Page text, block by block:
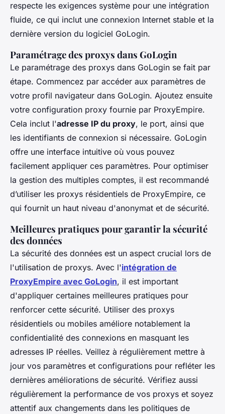
respecte les exigences système pour une intégration
fluide, ce qui inclut une connexion Internet stable et la
dernière version du logiciel GoLogin.
Paramétrage des proxys dans GoLogin
Le paramétrage des proxys dans GoLogin se fait par
étape. Commencez par accéder aux paramètres de
votre profil navigateur dans GoLogin. Ajoutez ensuite
votre configuration proxy fournie par ProxyEmpire.
Cela inclut l'adresse IP du proxy, le port, ainsi que
les identifiants de connexion si nécessaire. GoLogin
offre une interface intuitive où vous pouvez
facilement appliquer ces paramètres. Pour optimiser
la gestion des multiples comptes, il est recommandé
d’utiliser les proxys résidentiels de ProxyEmpire, ce
qui fournit un haut niveau d'anonymat et de sécurité.
Meilleures pratiques pour garantir la sécurité
des données
La sécurité des données est un aspect crucial lors de
l'utilisation de proxys. Avec l'intégration de
ProxyEmpire avec GoLogin, il est important
d'appliquer certaines meilleures pratiques pour
renforcer cette sécurité. Utiliser des proxys
résidentiels ou mobiles améliore notablement la
confidentialité des connexions en masquant les
adresses IP réelles. Veillez à régulièrement mettre à
jour vos paramètres et configurations pour refléter les
dernières améliorations de sécurité. Vérifiez aussi
régulièrement la performance de vos proxys et soyez
attentif aux changements dans les politiques de